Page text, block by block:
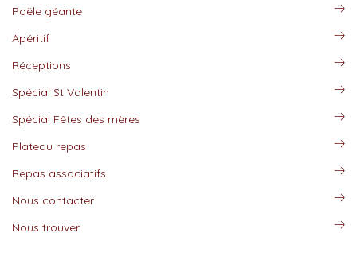
Poële géante
Apéritif
Réceptions
Spécial St Valentin
Spécial Fêtes des mères
Plateau repas
Repas associatifs
Nous contacter
Nous trouver